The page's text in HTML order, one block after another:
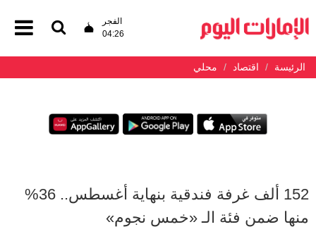
الفجر
04:26
الرئيسة اقتصاد محلي
152 ألف غرفة فندقية بنهاية أغسطس.. 36%
منها ضمن فئة الـ «خمس نجوم»